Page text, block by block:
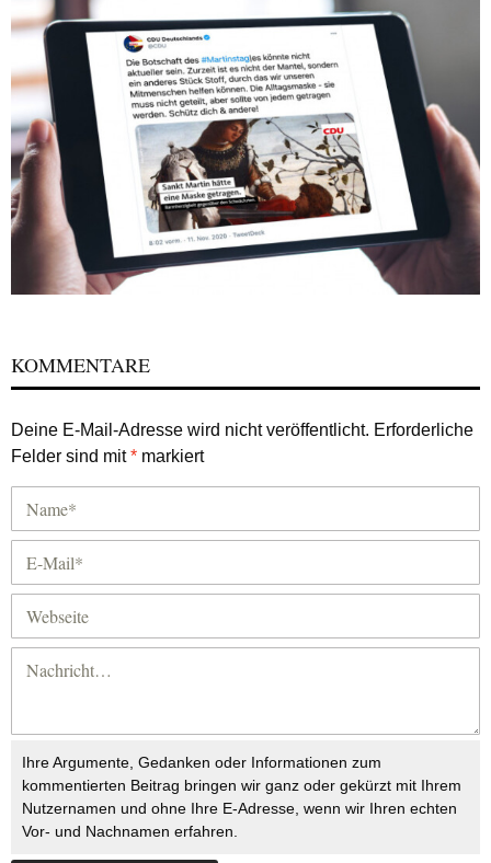
KOMMENTARE
Deine E-Mail-Adresse wird nicht veröffentlicht. Erforderliche
Felder sind mit* markiert
Ihre Argumente, Gedanken oder Informationen zum
kommentierten Beitrag bringen wir ganz oder gekürzt mit Ihrem
Nutzernamen und ohne Ihre E-Adresse, wenn wir Ihren echten
Vor- und Nachnamen erfahren.